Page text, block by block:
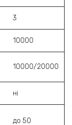
3
10000
10000/20000
ні
до 50